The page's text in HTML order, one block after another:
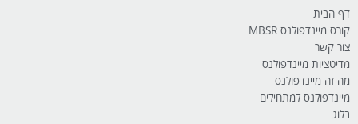
דף הבית
קורס מיינדפולנס MBSR
צור קשר
מדיטציות מיינדפולנס
מה זה מיינדפולנס
מיינדפולנס למתחילים
בלוג